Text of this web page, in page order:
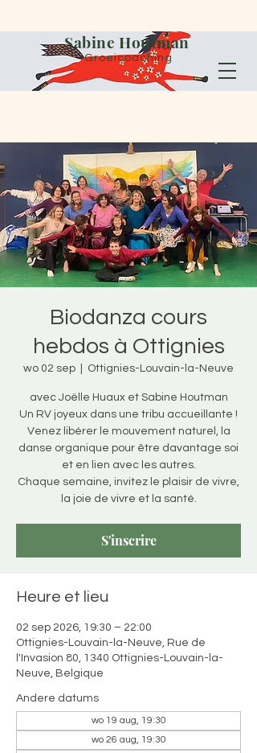
Sabine Houtman
Groeicoaching
Biodanza cours
hebdos à Ottignies
wo 02 sep Ottignies-Louvain-la-Neuve
avec Joëlle Huaux et Sabine Houtman
Un RV joyeux dans une tribu accueillante !
Venez libérer le mouvement naturel, la
danse organique pour être davantage soi
et en lien avec les autres.
Chaque semaine, invitez le plaisir de vivre,
la joie de vivre et la santé.
S'inscrire
Heure et lieu
02 sep 2026, 19:30 – 22:00
Ottignies-Louvain-la-Neuve, Rue de
l'Invasion 80, 1340 Ottignies-Louvain-la-
Neuve, Belgique
Andere datums
wo 19 aug, 19:30
wo 26 aug, 19:30